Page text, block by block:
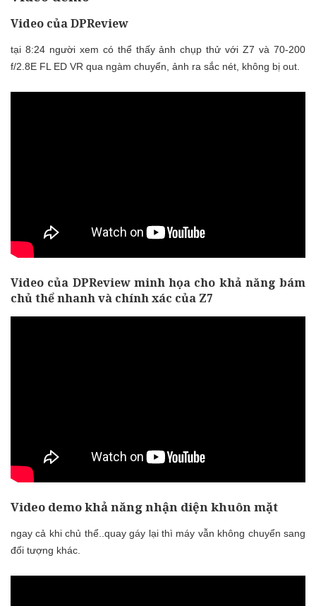
Video của DPReview
tại 8:24 người xem có thể thấy ảnh chụp thử với Z7 và 70-200
f/2.8E FL ED VR qua ngàm chuyển, ảnh ra sắc nét, không bị out.
Video của DPReview minh họa cho khả năng bám
chủ thể nhanh và chính xác của Z7
Video demo khả năng nhận diện khuôn mặt
ngay cả khi chủ thể..quay gáy lại thì máy vẫn không chuyển sang
đối tượng khác.